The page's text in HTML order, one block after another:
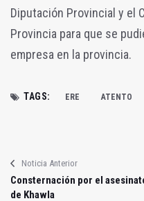
Diputación Provincial y el
Provincia para que se
empresa en la provincia.
TAGS: ERE ATENTO
Noticia Anterior
Consternación por el
de Khawla